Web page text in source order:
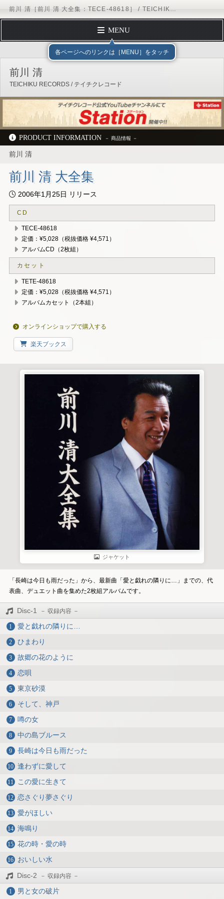
前川 清［前川 清 大全集：TECE-48618］ / TEICHIKU RECORDS
MENU
トップページ
プロフィール
ディスコグラフィー
フォームメール
オフィシャルサイト ブログ
Instagram
テイチクオンラインショップ
テイチクエンタテインメント
各ページへのリンクは［MENU］をタッチ
テイチクエンタテインメント TEICHIKU RECORDS
前川 清
TEICHIKU RECORDS / テイチクレコード
PRODUCT INFORMATION
前川 清
前川 清 大全集
2006年1月25日 リリース
CD
TECE-48618
定価：¥5,028（税抜価格 ¥4,571）
アルバムCD（2枚組）
カセット
TETE-48618
定価：¥5,028（税抜価格 ¥4,571）
アルバムカセット（2本組）
オンラインショップで購入する
楽天ブックス
ジャケット
「長崎は今日も雨だった」から、最新曲「愛と戯れの隣りに…」までの、代
表曲、デュエット曲を集めた2枚組アルバムです。
Disc-1
愛と戯れの隣りに…
ひまわり
故郷の花のように
恋唄
東京砂漠
そして、神戸
噂の女
中の島ブルース
長崎は今日も雨だった
逢わずに愛して
この愛に生きて
恋さぐり夢さぐり
愛がほしい
海鳴り
花の時・愛の時
おいしい水
Disc-2
男と女の破片